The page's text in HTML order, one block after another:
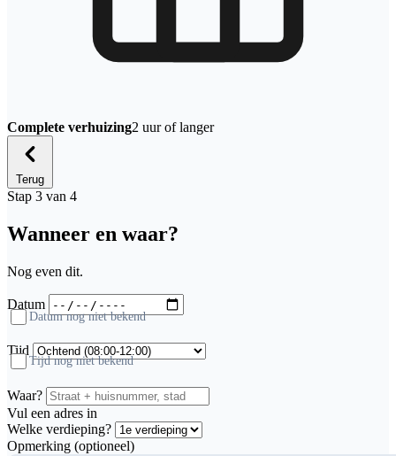
Complete verhuizing2 uur of langer
Terug
Stap 3 van 4
Wanneer en waar?
Nog even dit.
Datum
Datum nog niet bekend
Tijd
Tijd nog niet bekend
Waar?
Vul een adres in
Welke verdieping?
Opmerking (optioneel)